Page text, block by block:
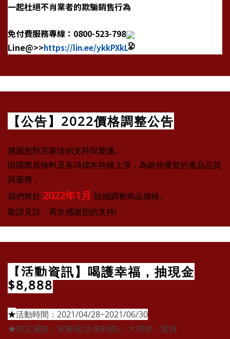
一起杜絕不肖業者的欺騙銷售行為
免付費服務專線：0800-523-798
Line@>>https://lin.ee/ykkPXkL
【公告】2022價格調整公告
感謝您對百家珍的支持與愛護。
因國際原物料及各項成本持續上漲，為維持優質的產品品質
與服務，
我們將於 2022年1月 陸續調整商品價格。
敬請見諒，再次感謝您的支持!
【活動資訊】喝護幸福，抽現金
$8,888
★活動時間：2021/04/28~2021/06/30
★指定通路：家樂福(含便利購)／大潤發／愛買